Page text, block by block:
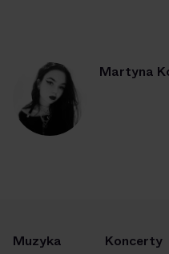
Martyna
Muzyka Koncerty